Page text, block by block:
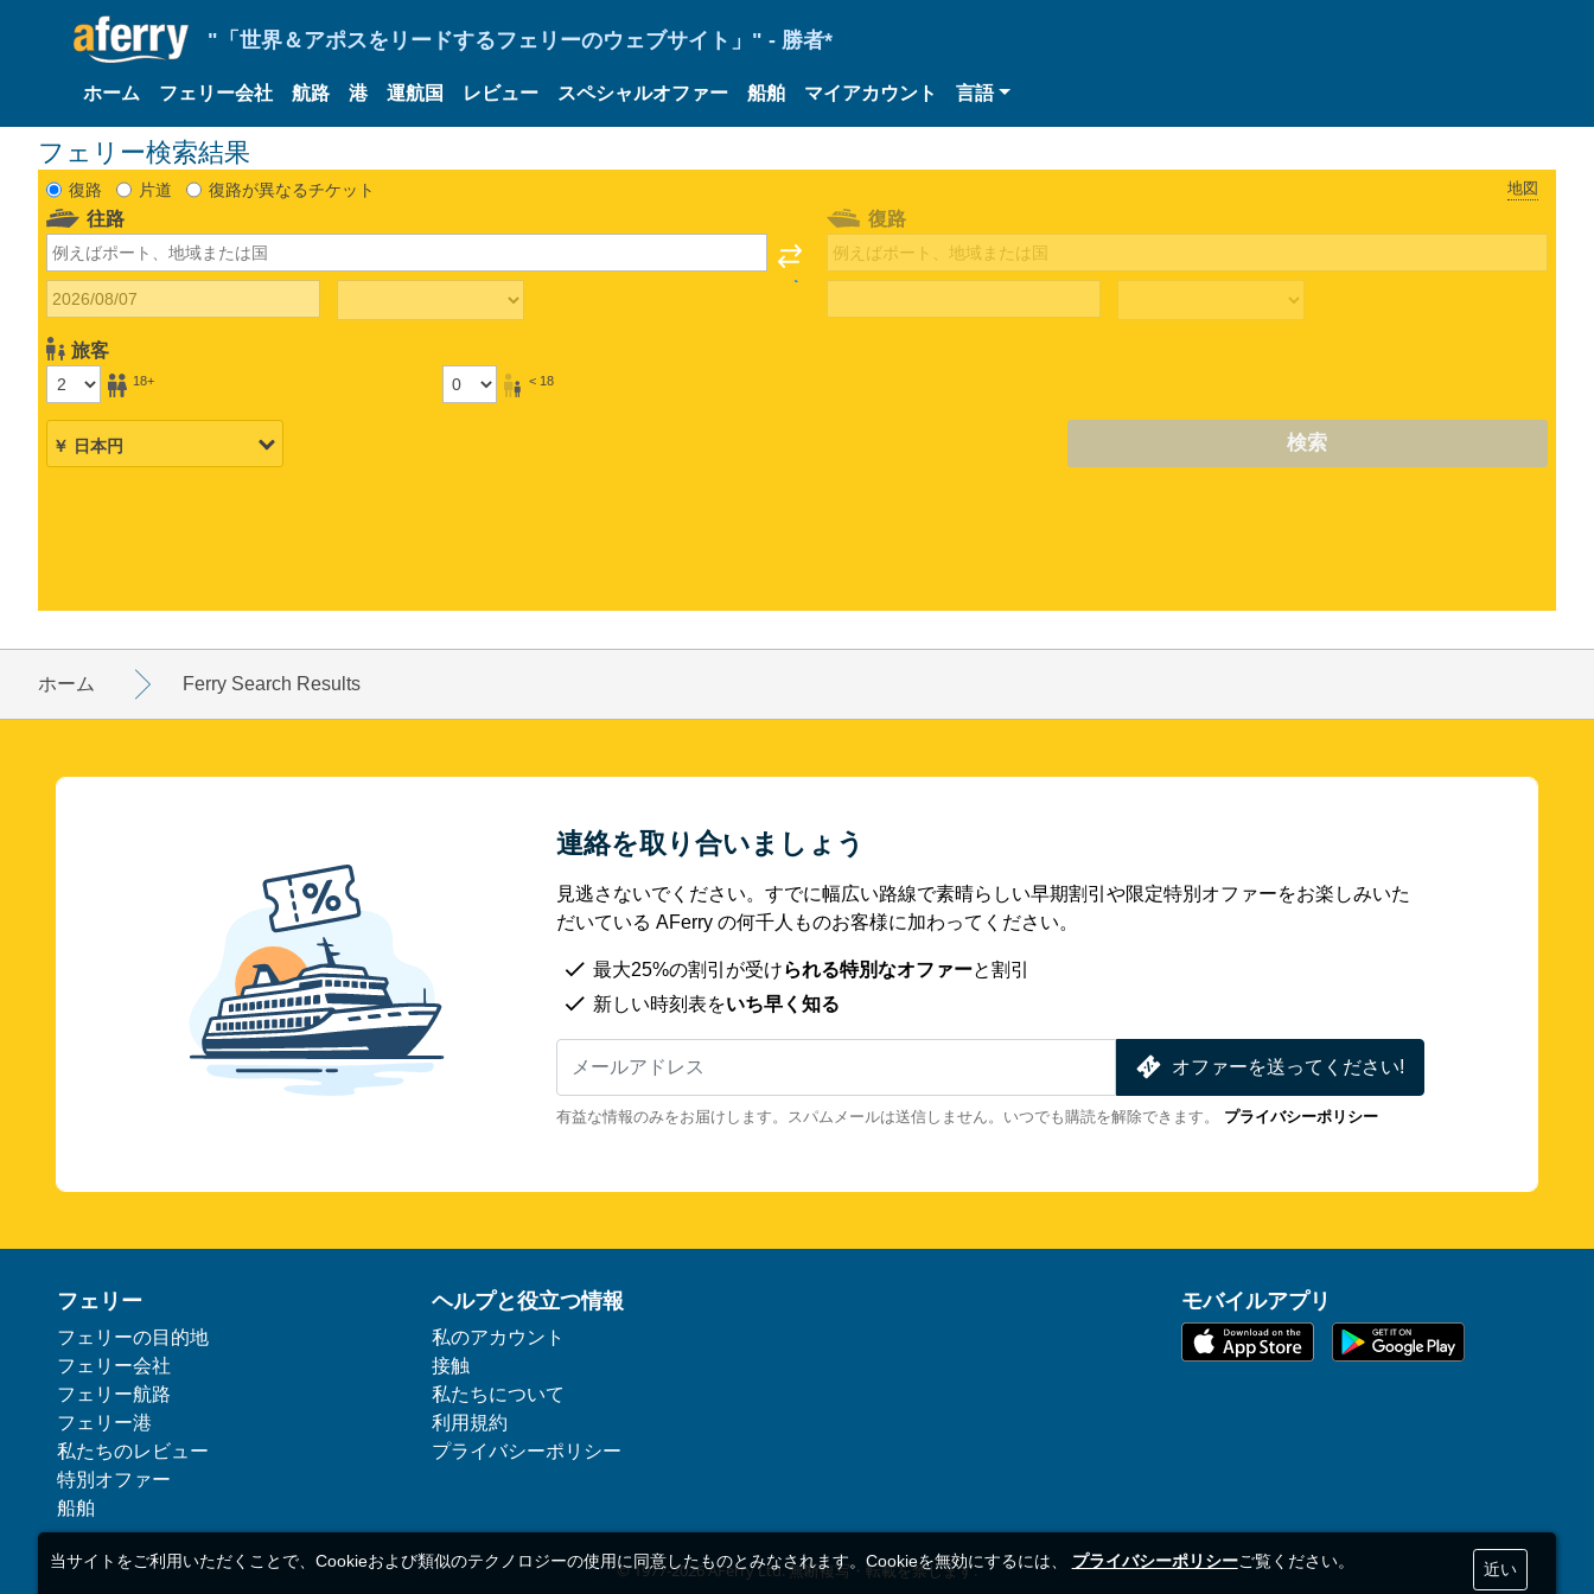
"「世界＆アポスをリードするフェリーのウェブサイト」" - 勝者*
ホーム フェリー会社 航路 港 運航国 レビュー スペシャルオファー 船舶 マイアカウント 言語
フェリー検索結果
復路 片道 復路が異なるチケット 地図
往路
旅客
18+ < 18
復路
検索
ホーム Ferry Search Results
連絡を取り合いましょう
見逃さないでください。すでに幅広い路線で素晴らしい早期割引や限定特別オファーをお楽しみいた
だいている AFerry の何千人ものお客様に加わってください。
最大25%の割引が受けられる特別なオファーと割引
新しい時刻表をいち早く知る
オファーを送ってください!
有益な情報のみをお届けします。スパムメールは送信しません。いつでも購読を解除できます。 プライバシーポリシー
フェリー
フェリーの目的地
フェリー会社
フェリー航路
フェリー港
私たちのレビュー
特別オファー
船舶
ヘルプと役立つ情報
私のアカウント
接触
私たちについて
利用規約
プライバシーポリシー
モバイルアプリ
© 1977-2026AFerry Ltd. 無断複写・転載を禁じます.
当サイトをご利用いただくことで、Cookieおよび類似のテクノロジーの使用に同意したものとみなされます。Cookieを無効にするには、 プライバシーポリシーご覧ください。 近い